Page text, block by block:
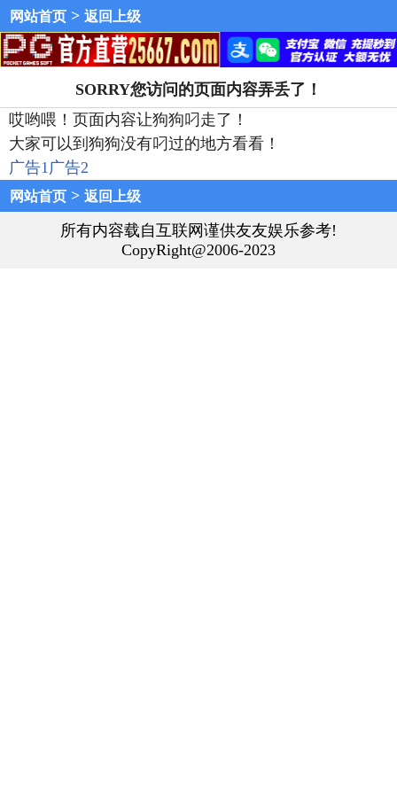
网站首页 > 返回上级
SORRY您访问的页面内容弄丢了！
哎哟喂！页面内容让狗狗叼走了！
大家可以到狗狗没有叼过的地方看看！
广告1广告2
网站首页 > 返回上级
所有内容载自互联网谨供友友娱乐参考!
CopyRight@2006-2023